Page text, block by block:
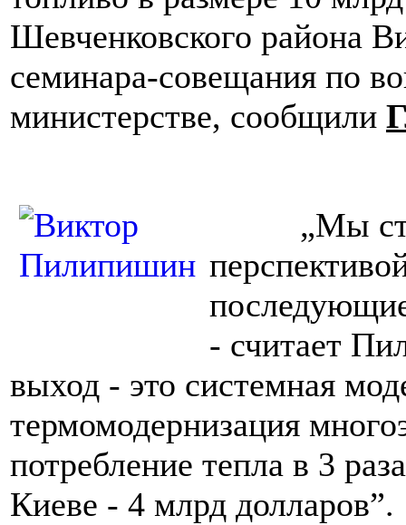
Шевченковского района
семинара-совещания по
министерстве, сообщили
„Мы
- считает
выход - это системная
термомодернизация
потребление тепла в 3
Киеве - 4 млрд долларов”.